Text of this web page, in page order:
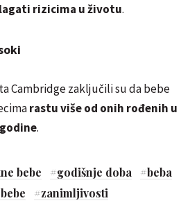
rizicima u životu.
Cambridge zaključili su da bebe
rastu više od onih rođenih u
.
bebe #godišnje doba #beba
#zanimljivosti